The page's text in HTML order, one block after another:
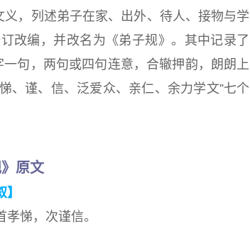
，列述弟子在家、出外、待人、接物与学
改编，并改名为《弟子规》。其中记录了
句，两句或四句连意，合辙押韵，朗朗上
、谨、信、泛爱众、亲仁、余力学文”七个
》原文
】
悌，次谨信。